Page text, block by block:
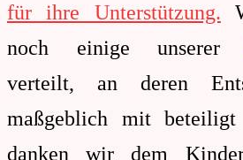
für ihre Unterstützung.
noch einige unserer
verteilt, an deren
maßgeblich mit beteiligt
danken wir dem